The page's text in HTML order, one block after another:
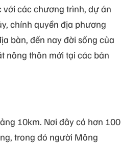
các chương trình, dự án
chính quyền địa phương
bàn, đến nay đời sống của
nông thôn mới tại các bản
10km. Nơi đây có hơn 100
trong đó người Mông